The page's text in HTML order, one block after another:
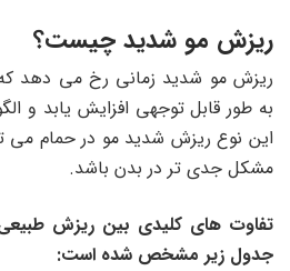
ریزش مو شدید چیست؟
ریزش مو شدید زمانی رخ می دهد
به طور قابل توجهی افزایش یابد و
این نوع ریزش شدید مو در حمام می
مشکل جدی تر در بدن باشد.
تفاوت های کلیدی بین ریزش
جدول زیر مشخص شده است: